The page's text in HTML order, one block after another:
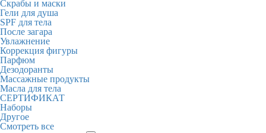
Скрабы и маски
Гели для душа
SPF для тела
После загара
Увлажнение
Коррекция фигуры
Парфюм
Дезодоранты
Массажные продукты
Масла для тела
СЕРТИФИКАТ
Наборы
Другое
Смотреть все